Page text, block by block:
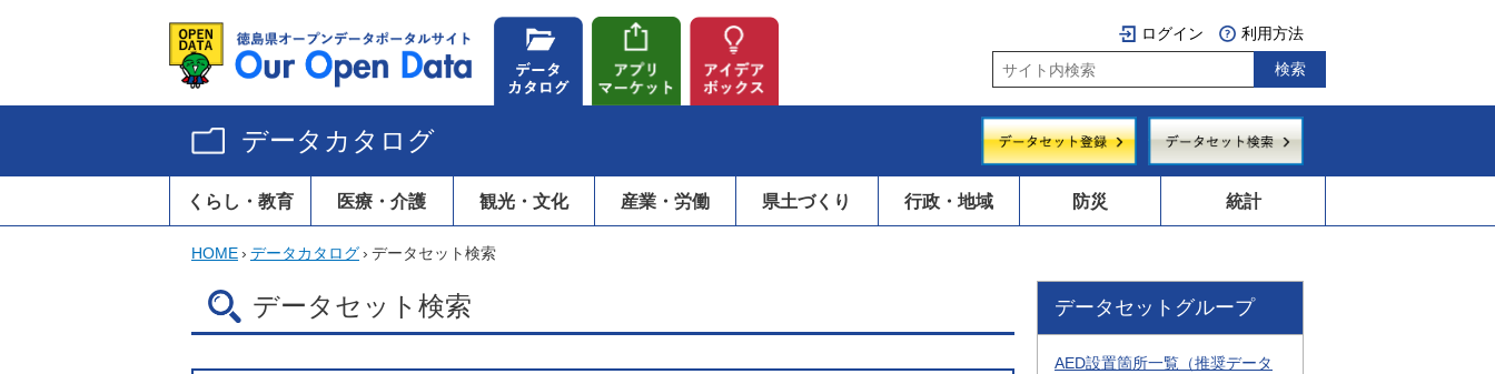
ログイン 利用方法
データカタログ
くらし・教育 医療・介護 観光・文化 産業・労働 県土づくり 行政・地域 防災 統計
HOME› データカタログ› データセット検索
データセット検索 データセットグループ
AED設置箇所一覧（推奨データ